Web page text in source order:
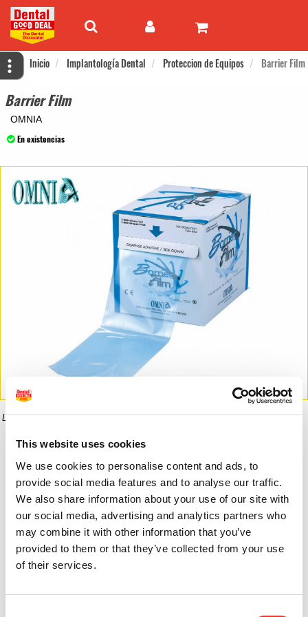
This website uses cookies
We use cookies to personalise content and ads, to
provide social media features and to analyse our traffic.
We also share information about your use of our site with
our social media, advertising and analytics partners who
may combine it with other information that you’ve
provided to them or that they’ve collected from your use
of their services.
Inicio Implantología Dental Proteccion de Equipos Barrier Film
Barrier Film
OMNIA
En existencias
La imagen puede diferir del producto final.
Informaci�n del producto
35,00 €
19,13 €